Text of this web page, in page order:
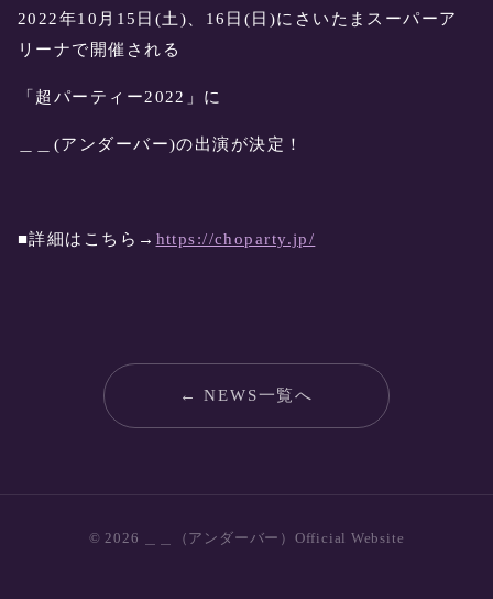
2022年10月15日(土)、16日(日)にさいたまスーパーア
リーナで開催される
「超パーティー2022」に
＿＿(アンダーバー)の出演が決定！
■詳細はこちら→ https://choparty.jp/
← NEWS一覧へ
© 2026 ＿＿（アンダーバー）Official Website